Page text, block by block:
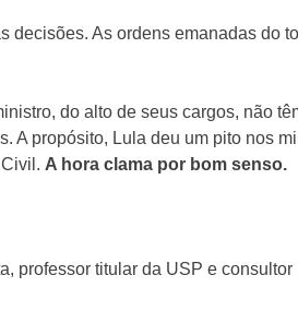
decisões. As ordens emanadas do
do alto de seus cargos, não
A propósito, Lula deu um pito nos
A hora clama por bom senso.
professor titular da USP e consultor